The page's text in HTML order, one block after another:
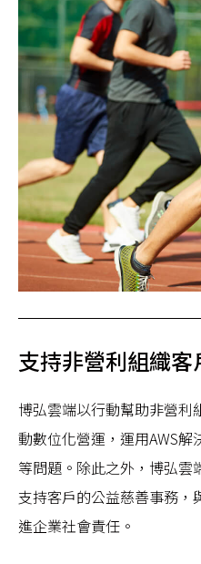
支持非營利組織
博弘雲端以行動幫助非營利
動數位化營運，運用AWS
等問題。除此之外，博弘雲
支持客戶的公益慈善事務
進企業社會責任。